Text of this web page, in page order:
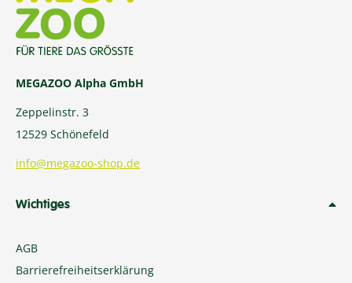
MEGAZOO Alpha GmbH
Zeppelinstr. 3
12529 Schönefeld
info@megazoo-shop.de
Wichtiges
AGB
Barrierefreiheitserklärung